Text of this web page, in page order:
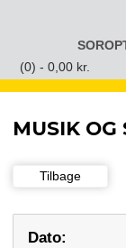
(0) - 0,00 kr.
MUSIK OG
Tilbage
Dato: